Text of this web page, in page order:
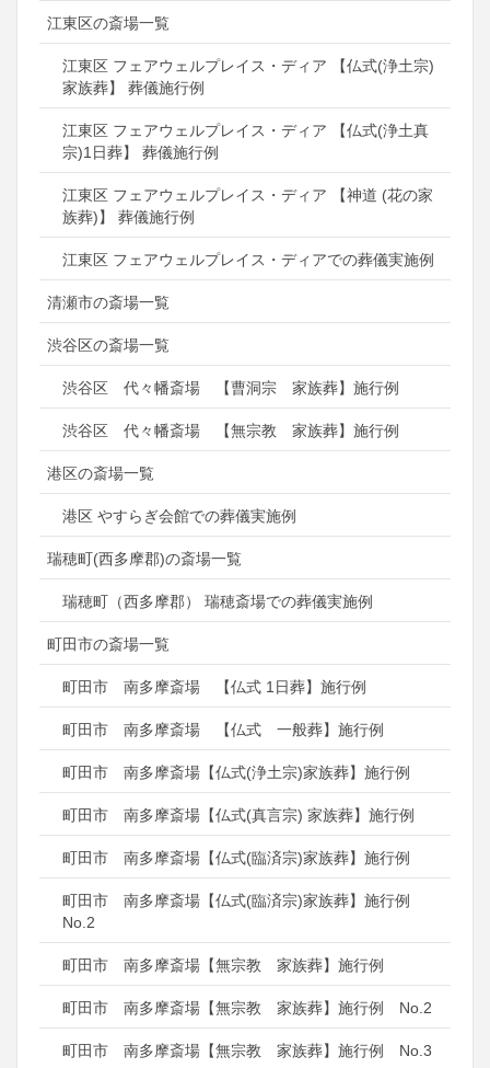
江東区の斎場一覧
江東区 フェアウェルプレイス・ディア 【仏式(浄土宗)
家族葬】 葬儀施行例
江東区 フェアウェルプレイス・ディア 【仏式(浄土真
宗)1日葬】 葬儀施行例
江東区 フェアウェルプレイス・ディア 【神道 (花の家
族葬)】 葬儀施行例
江東区 フェアウェルプレイス・ディアでの葬儀実施例
清瀬市の斎場一覧
渋谷区の斎場一覧
渋谷区 代々幡斎場 【曹洞宗 家族葬】施行例
渋谷区 代々幡斎場 【無宗教 家族葬】施行例
港区の斎場一覧
港区 やすらぎ会館での葬儀実施例
瑞穂町(西多摩郡)の斎場一覧
瑞穂町（西多摩郡） 瑞穂斎場での葬儀実施例
町田市の斎場一覧
町田市 南多摩斎場 【仏式 1日葬】施行例
町田市 南多摩斎場 【仏式 一般葬】施行例
町田市 南多摩斎場【仏式(浄土宗)家族葬】施行例
町田市 南多摩斎場【仏式(真言宗) 家族葬】施行例
町田市 南多摩斎場【仏式(臨済宗)家族葬】施行例
町田市 南多摩斎場【仏式(臨済宗)家族葬】施行例
No.2
町田市 南多摩斎場【無宗教 家族葬】施行例
町田市 南多摩斎場【無宗教 家族葬】施行例 No.2
町田市 南多摩斎場【無宗教 家族葬】施行例 No.3